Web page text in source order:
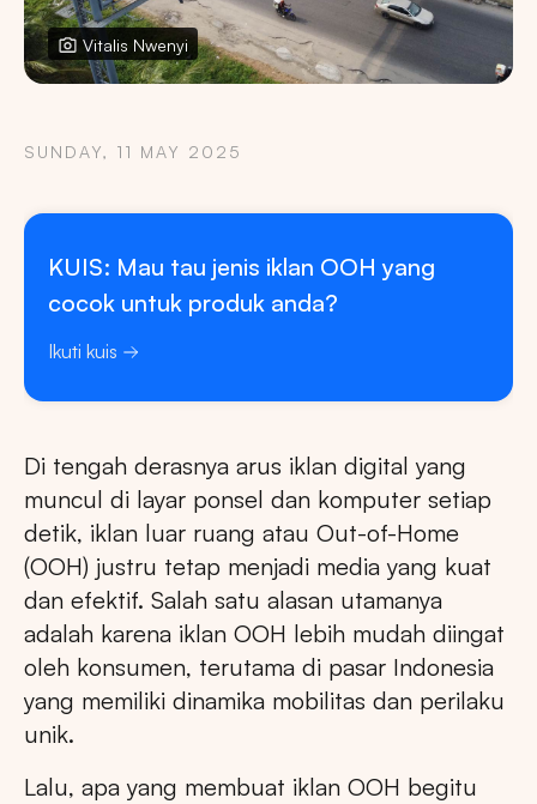
Vitalis Nwenyi
SUNDAY, 11 MAY 2025
KUIS: Mau tau jenis iklan OOH yang
cocok untuk produk anda?
Ikuti kuis
Di tengah derasnya arus iklan digital yang
muncul di layar ponsel dan komputer setiap
detik, iklan luar ruang atau Out-of-Home
(OOH) justru tetap menjadi media yang kuat
dan efektif. Salah satu alasan utamanya
adalah karena iklan OOH lebih mudah diingat
oleh konsumen, terutama di pasar Indonesia
yang memiliki dinamika mobilitas dan perilaku
unik.
Lalu, apa yang membuat iklan OOH begitu